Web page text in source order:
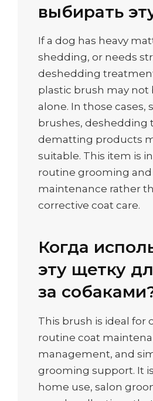
выбирать
If a dog has heavy
shedding, or needs
deshedding
plastic brush may not
alone. In those cases,
brushes, deshedding
dematting products
suitable. This item is
routine grooming
maintenance rather
corrective coat care.
Когда
эту щетку
за
This brush is ideal for
routine coat
management, and
grooming support. It
home use, salon